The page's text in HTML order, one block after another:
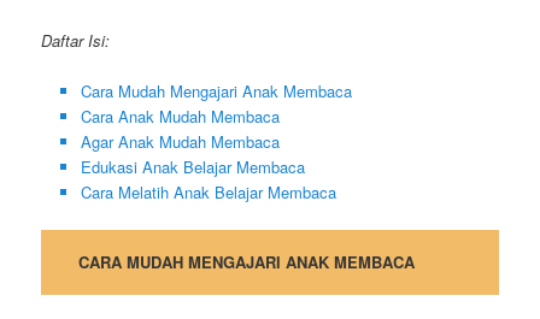
Daftar Isi:
Cara Mudah Mengajari Anak Membaca
Cara Anak Mudah Membaca
Agar Anak Mudah Membaca
Edukasi Anak Belajar Membaca
Cara Melatih Anak Belajar Membaca
CARA MUDAH MENGAJARI ANAK MEMBACA